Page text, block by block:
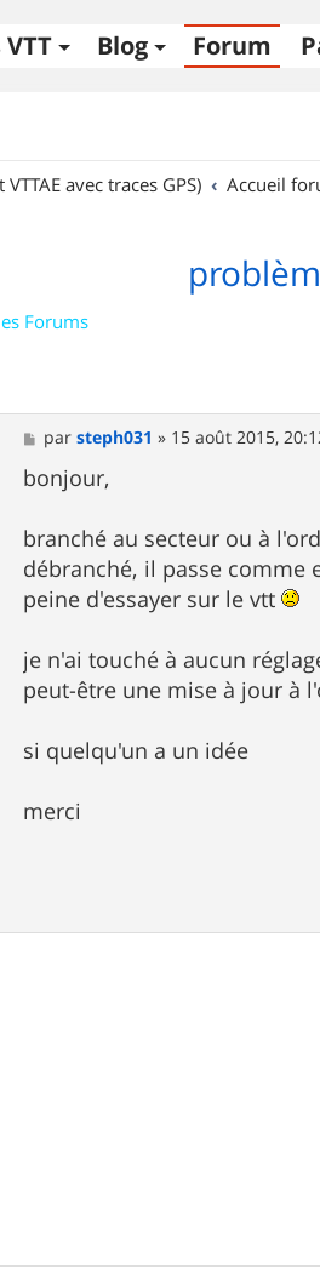
Blog Forum
avec traces GPS)
Accueil
Forums
M
e
s
s
g
e
parsteph031 » 15 août 2015,
bonjour,
branché au secteur ou à
débranché, il passe comme
peine d'essayer sur le vtt
je n'ai touché à aucun
peut-être une mise à jour à
si quelqu'un a un idée
merci